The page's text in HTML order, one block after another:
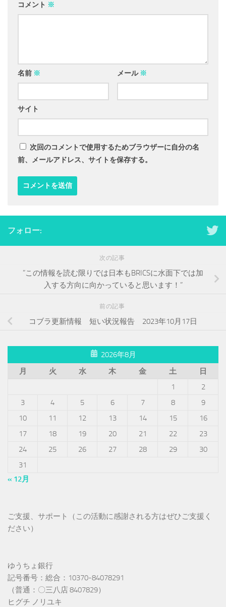
コメント ※
名前 ※ メール ※
サイト
次回のコメントで使用するためブラウザーに自分の名
前、メールアドレス、サイトを保存する。
フォロー:
次の記事
”この情報を読む限りでは日本もBRICSに水面下では加
入する方向に向かっていると思います！”
前の記事
コブラ更新情報 短い状況報告 2023年10月17日
2026年8月
月
火 水 木 金 土
日
1
2
3
4 5 6 7 8
9
10
11 12 13 14 15
16
17
18 19 20 21 22
23
24
25 26 27 28 29
30
31
« 12月
ご支援、サポート（この活動に感謝される方はぜひご支援く
ださい）
ゆうちょ銀行
記号番号：総合：10370-84078291
（普通：〇三八店 8407829）
ヒグチ ノリユキ